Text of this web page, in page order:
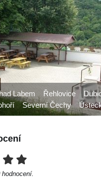
hodnocení.
Labem Řehlovice
Severní Čechy